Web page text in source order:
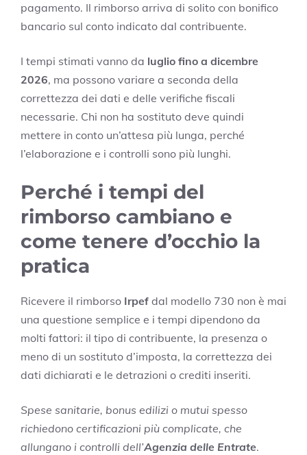
pagamento. Il rimborso arriva di solito con bonifico
bancario sul conto indicato dal contribuente.
I tempi stimati vanno da luglio fino a dicembre
2026, ma possono variare a seconda della
correttezza dei dati e delle verifiche fiscali
necessarie. Chi non ha sostituto deve quindi
mettere in conto un’attesa più lunga, perché
l’elaborazione e i controlli sono più lunghi.
Perché i tempi del
rimborso cambiano e
come tenere d’occhio la
pratica
Ricevere il rimborso Irpef dal modello 730 non è mai
una questione semplice e i tempi dipendono da
molti fattori: il tipo di contribuente, la presenza o
meno di un sostituto d’imposta, la correttezza dei
dati dichiarati e le detrazioni o crediti inseriti.
Spese sanitarie, bonus edilizi o mutui spesso
richiedono certificazioni più complicate, che
allungano i controlli dell’Agenzia delle Entrate.